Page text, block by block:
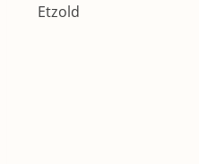
Etzold